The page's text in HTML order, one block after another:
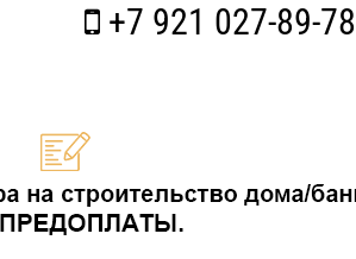
+7 921 027-89-78